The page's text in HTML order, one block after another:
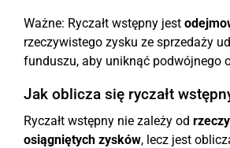
Ważne: Ryczałt wstępny jest
rzeczywistego zysku ze sprzedaży
funduszu, aby uniknąć podwójnego
Jak oblicza się ryczałt
Ryczałt wstępny nie zależy od
osiągniętych zysków, lecz jest